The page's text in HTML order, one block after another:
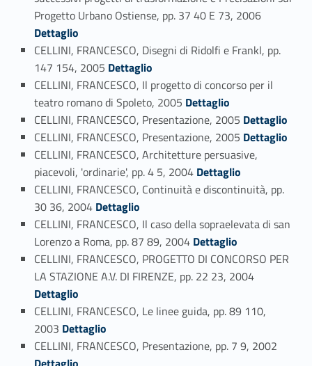
Progetto Urbano Ostiense, pp. 37 40 E 73, 2006
Dettaglio
CELLINI, FRANCESCO, Disegni di Ridolfi e Frankl, pp.
147 154, 2005 Link identifier #identifier_person_177061-85
Dettaglio
CELLINI, FRANCESCO, Il progetto di concorso per il
teatro romano di Spoleto, 2005 Link identifier #identifier_person_3303-86
Dettaglio
CELLINI, FRANCESCO, Presentazione, 2005 Link identifier #identifier_person_82416-87
Dettaglio
CELLINI, FRANCESCO, Presentazione, 2005 Link identifier #identifier_person_64475-88
Dettaglio
CELLINI, FRANCESCO, Architetture persuasive,
piacevoli, 'ordinarie', pp. 4 5, 2004 Link identifier #identifier_person_178431-89
Dettaglio
CELLINI, FRANCESCO, Continuità e discontinuità, pp.
30 36, 2004 Link identifier #identifier_person_135782-90
Dettaglio
CELLINI, FRANCESCO, Il caso della sopraelevata di san
Lorenzo a Roma, pp. 87 89, 2004 Link identifier #identifier_person_91547-91
Dettaglio
CELLINI, FRANCESCO, PROGETTO DI CONCORSO PER
LA STAZIONE A.V. DI FIRENZE, pp. 22 23, 2004
Dettaglio
CELLINI, FRANCESCO, Le linee guida, pp. 89 110,
2003 Link identifier #identifier_person_138100-93
Dettaglio
CELLINI, FRANCESCO, Presentazione, pp. 7 9, 2002